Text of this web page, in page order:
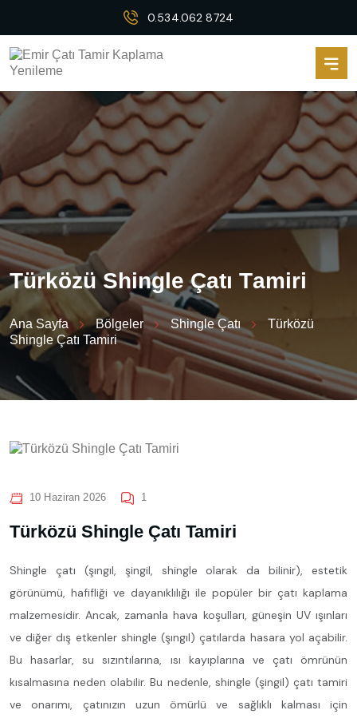
0.534.062 8724
Türközü Shingle Çatı Tamiri
Ana Sayfa Bölgeler Shingle Çatı
Türközü
Shingle Çatı Tamiri
10 Haziran 2026 1
Türközü Shingle Çatı Tamiri
Shingle çatı (şıngıl, şingil, shingle olarak da bilinir), estetik
görünümü, hafifliği ve dayanıklılığı ile popüler bir çatı kaplama
malzemesidir. Ancak, zamanla hava koşulları, güneşin UV ışınları
ve diğer dış etkenler shingle (şıngıl) çatılarda hasara yol açabilir.
Bu hasarlar, su sızıntılarına, ısı kayıplarına ve çatı ömrünün
kısalmasına neden olabilir. Bu nedenle, shingle (şingil) çatı tamiri
ve onarımı, çatınızın uzun ömürlü ve sağlıklı kalması için